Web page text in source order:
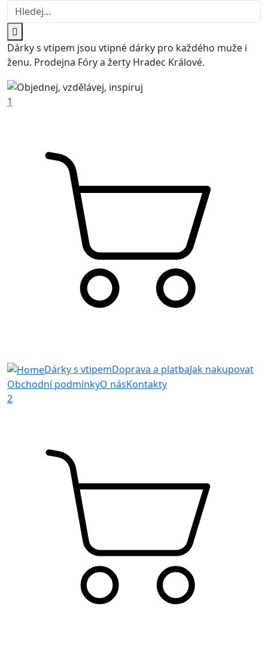
Dárky s vtipem jsou vtipné dárky pro každého muže i
ženu. Prodejna Fóry a žerty Hradec Králové.
1
Dárky s vtipemDoprava a platbaJak nakupovat
Obchodní podmínkyO násKontakty
2